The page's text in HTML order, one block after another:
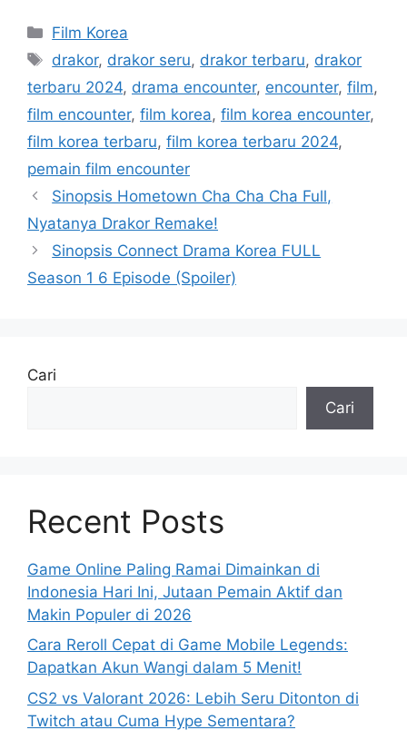
Kategori
Film Korea
Tag
drakor, drakor seru, drakor terbaru, drakor
terbaru 2024, drama encounter, encounter, film,
film encounter, film korea, film korea encounter,
film korea terbaru, film korea terbaru 2024,
pemain film encounter
Sinopsis Hometown Cha Cha Cha Full,
Nyatanya Drakor Remake!
Sinopsis Connect Drama Korea FULL
Season 1 6 Episode (Spoiler)
Cari
Cari
Recent Posts
Game Online Paling Ramai Dimainkan di
Indonesia Hari Ini, Jutaan Pemain Aktif dan
Makin Populer di 2026
Cara Reroll Cepat di Game Mobile Legends:
Dapatkan Akun Wangi dalam 5 Menit!
CS2 vs Valorant 2026: Lebih Seru Ditonton di
Twitch atau Cuma Hype Sementara?